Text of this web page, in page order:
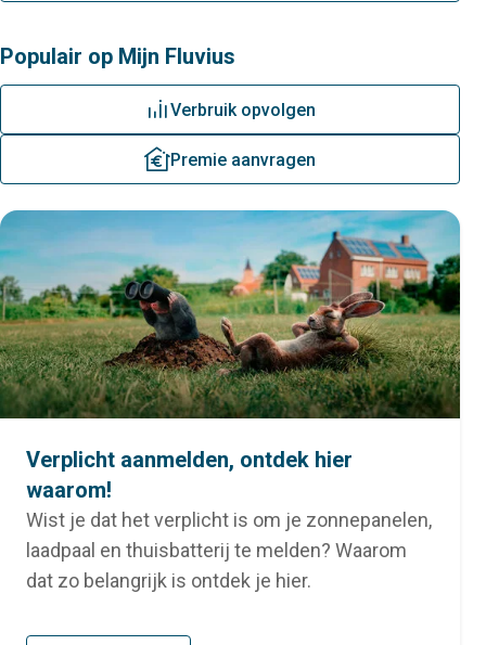
Populair op Mijn Fluvius
grafiekVerbruik opvolgen
premiePremie aanvragen
Verplicht aanmelden, ontdek hier
waarom!
Wist je dat het verplicht is om je zonnepanelen,
laadpaal en thuisbatterij te melden? Waarom
dat zo belangrijk is ontdek je hier.